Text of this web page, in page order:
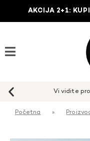
AKCIJA 2+1:
Početna »